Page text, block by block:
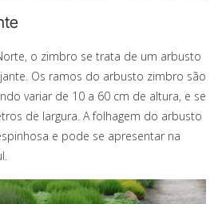
o zimbro se trata de um arbusto
Os ramos do arbusto zimbro são
variar de 10 a 60 cm de altura, e se
de largura. A folhagem do arbusto
e pode se apresentar na